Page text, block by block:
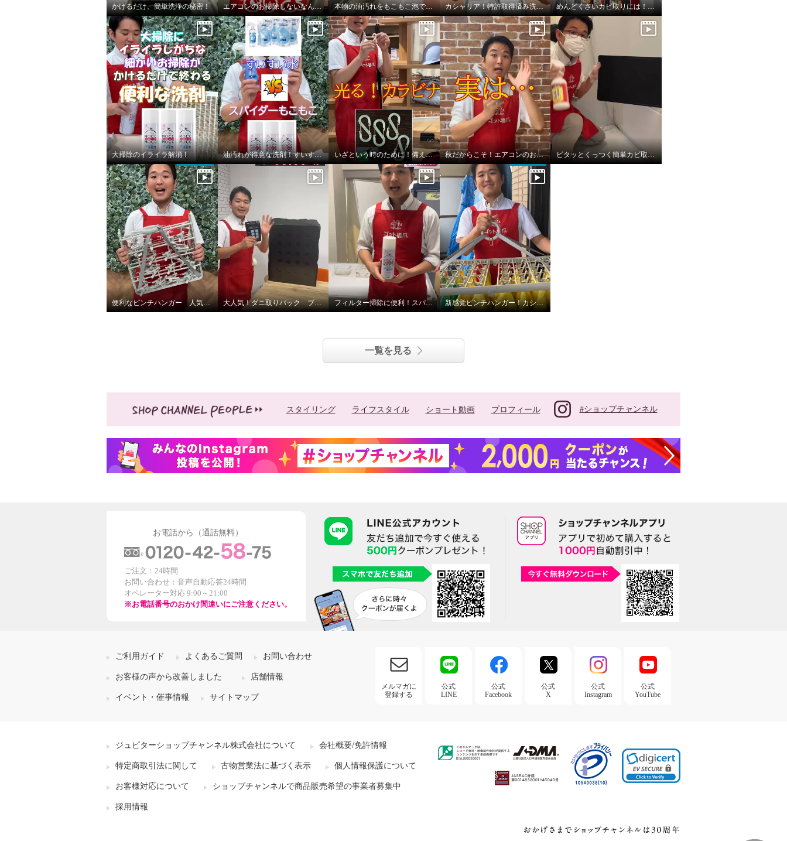
× 商品紹介
¥0
かけるだけ、簡単洗浄の秘密！ エアコンのお掃除しないなんて、もったいない！ 本物の油汚れをもこもこ泡でお掃除！ カシャリア！特許取得済み洗濯バサミの秘密！ めんどくさいカビ取りには！スパイダージェル！
大掃除のイライラ解消！ 油汚れが得意な洗剤！すいすい水vsスパイダーもこもこ いざという時のために！備えておきたい！ 秋だからこそ！エアコンのお掃除を！ ピタッとくっつく簡単カビ取り剤！スパイダージェル🕷️
便利なピンチハンガー 人気の秘密！ 大人気！ダニ取りパック ブラックホール！ フィルター掃除に便利！スパイダーもこもこ！ 新感覚ピンチハンガー！カシャリア！
一覧を見る
スタイリング ライフスタイル ショート動画 プロフィール #ショップチャンネル
お電話から（通話無料）
ご注文：24時間
お問い合わせ：音声自動応答24時間
オペレーター対応 9:00～21:00
※お電話番号のおかけ間違いにご注意ください。
ご利用ガイド よくあるご質問 お問い合わせ
お客様の声から改善しました 店舗情報
イベント・催事情報 サイトマップ
メルマガに
登録する
公式
LINE
公式
Facebook
公式
X
公式
Instagram
公式
YouTube
ジュピターショップチャンネル株式会社について 会社概要/免許情報
特定商取引法に関して 古物営業法に基づく表示 個人情報保護について
お客様対応について ショップチャンネルで商品販売希望の事業者募集中
採用情報